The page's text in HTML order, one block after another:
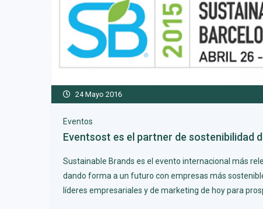
Eventos
24 Mayo 2016
Eventsost es el partner de sostenibilidad
Sustainable Brands es el evento internacional más
dando forma a un futuro con empresas más
líderes empresariales y de marketing de hoy para